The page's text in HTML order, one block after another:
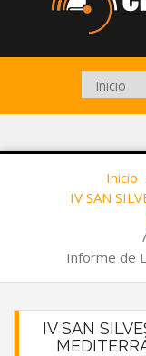
Inicio
IV SAN
/
Informe de
IV SAN